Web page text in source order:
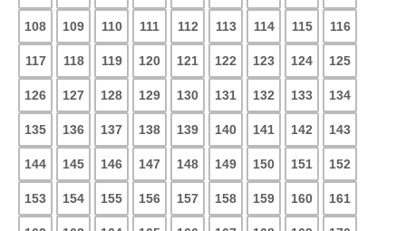
108 109 110 111 112 113 114 115 116
117 118 119 120 121 122 123 124 125
126 127 128 129 130 131 132 133 134
135 136 137 138 139 140 141 142 143
144 145 146 147 148 149 150 151 152
153 154 155 156 157 158 159 160 161